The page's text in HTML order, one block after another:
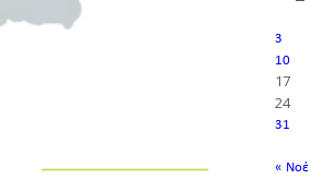
3
10
17
24
31
« Νοέ